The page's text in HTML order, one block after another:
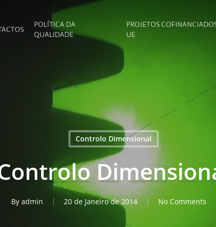
POLÍTICA DA
QUALIDADE
PROJETOS
UE
Controlo Dimensional
By admin 20 de Janeiro de 2014 No Comments